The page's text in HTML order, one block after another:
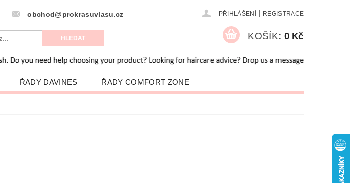
obchod@prokrasuvlasu.cz PŘIHLÁŠENÍ REGISTRACE
KOŠÍK: 0 Kč
ŘADY DAVINES ŘADY COMFORT ZONE